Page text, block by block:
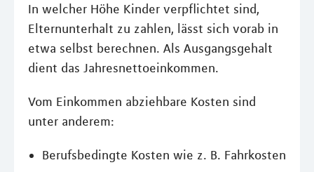
In welcher Höhe Kinder verpflichtet sind,
Elternunterhalt zu zahlen, lässt sich vorab in
etwa selbst berechnen. Als Ausgangsgehalt
dient das Jahresnettoeinkommen.
Vom Einkommen abziehbare Kosten sind
unter anderem:
Berufsbedingte Kosten wie z. B. Fahrkosten